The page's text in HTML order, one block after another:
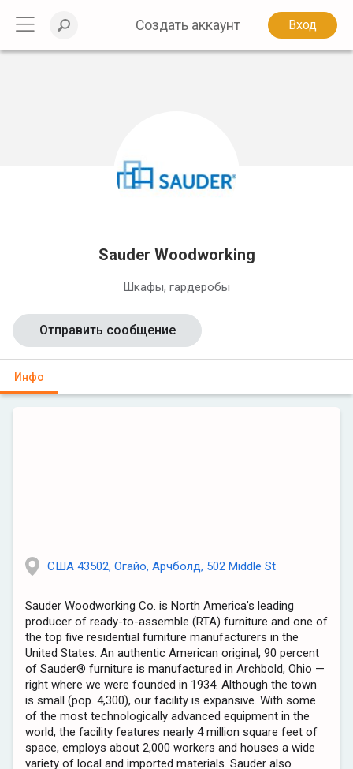
Создать аккаунт Вход
Sauder Woodworking
Шкафы, гардеробы
Инфо
Отправить сообщение
США 43502, Огайо, Арчболд, 502 Middle St
Sauder Woodworking Co. is North America’s leading
producer of ready-to-assemble (RTA) furniture and one of
the top five residential furniture manufacturers in the
United States. An authentic American original, 90 percent
of Sauder® furniture is manufactured in Archbold, Ohio —
right where we were founded in 1934. Although the town
is small (pop. 4,300), our facility is expansive. With some
of the most technologically advanced equipment in the
world, the facility features nearly 4 million square feet of
space, employs about 2,000 workers and houses a wide
variety of local and imported materials. Sauder also